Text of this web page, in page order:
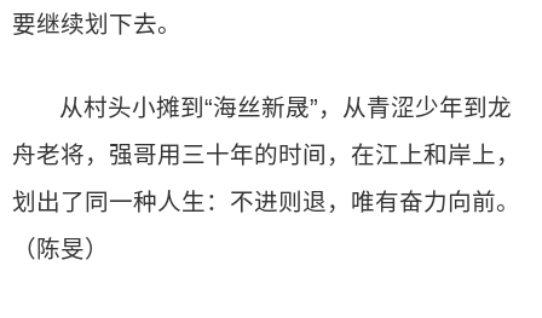
要继续划下去。
从村头小摊到“海丝新晟”，从青涩少年到龙
舟老将，强哥用三十年的时间，在江上和岸上，
划出了同一种人生：不进则退，唯有奋力向前。
（陈旻）